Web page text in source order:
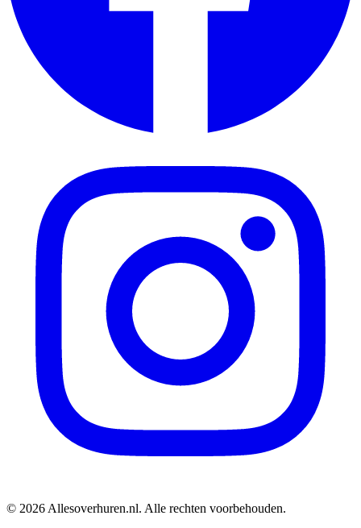
© 2026 Allesoverhuren.nl. Alle rechten voorbehouden.